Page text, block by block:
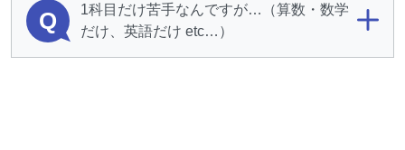
Q
1科目だけ苦手なんですが…（算数・数学
だけ、英語だけ etc…）